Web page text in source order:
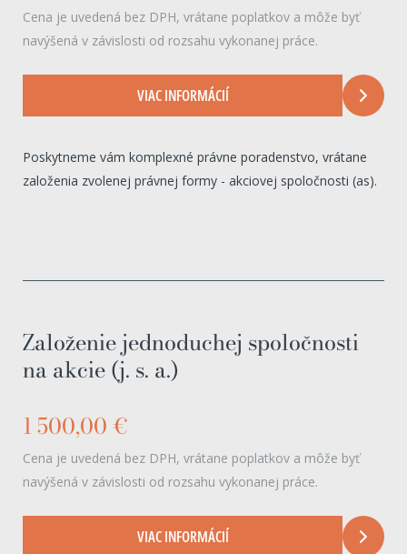
Cena je uvedená bez DPH, vrátane poplatkov a môže byť
navýšená v závislosti od rozsahu vykonanej práce.
VIAC INFORMÁCIÍ
Poskytneme vám komplexné právne poradenstvo, vrátane
založenia zvolenej právnej formy - akciovej spoločnosti (as).
Založenie jednoduchej spoločnosti
na akcie (j. s. a.)
1 500,00 €
Cena je uvedená bez DPH, vrátane poplatkov a môže byť
navýšená v závislosti od rozsahu vykonanej práce.
VIAC INFORMÁCIÍ